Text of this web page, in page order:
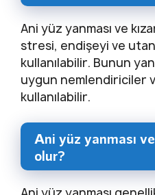
Ani yüz yanması ve
stresi, endişeyi ve
kullanılabilir. Bunun
uygun nemlendiriciler
kullanılabilir.
Ani yüz yanması
olur?